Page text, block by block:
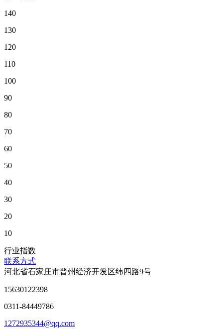
140
130
120
110
100
90
80
70
60
50
40
30
20
10
行业指数
联系方式
河北省石家庄市晋州经济开发区纬四路9号
15630122398
0311-84449786
1272935344@qq.com